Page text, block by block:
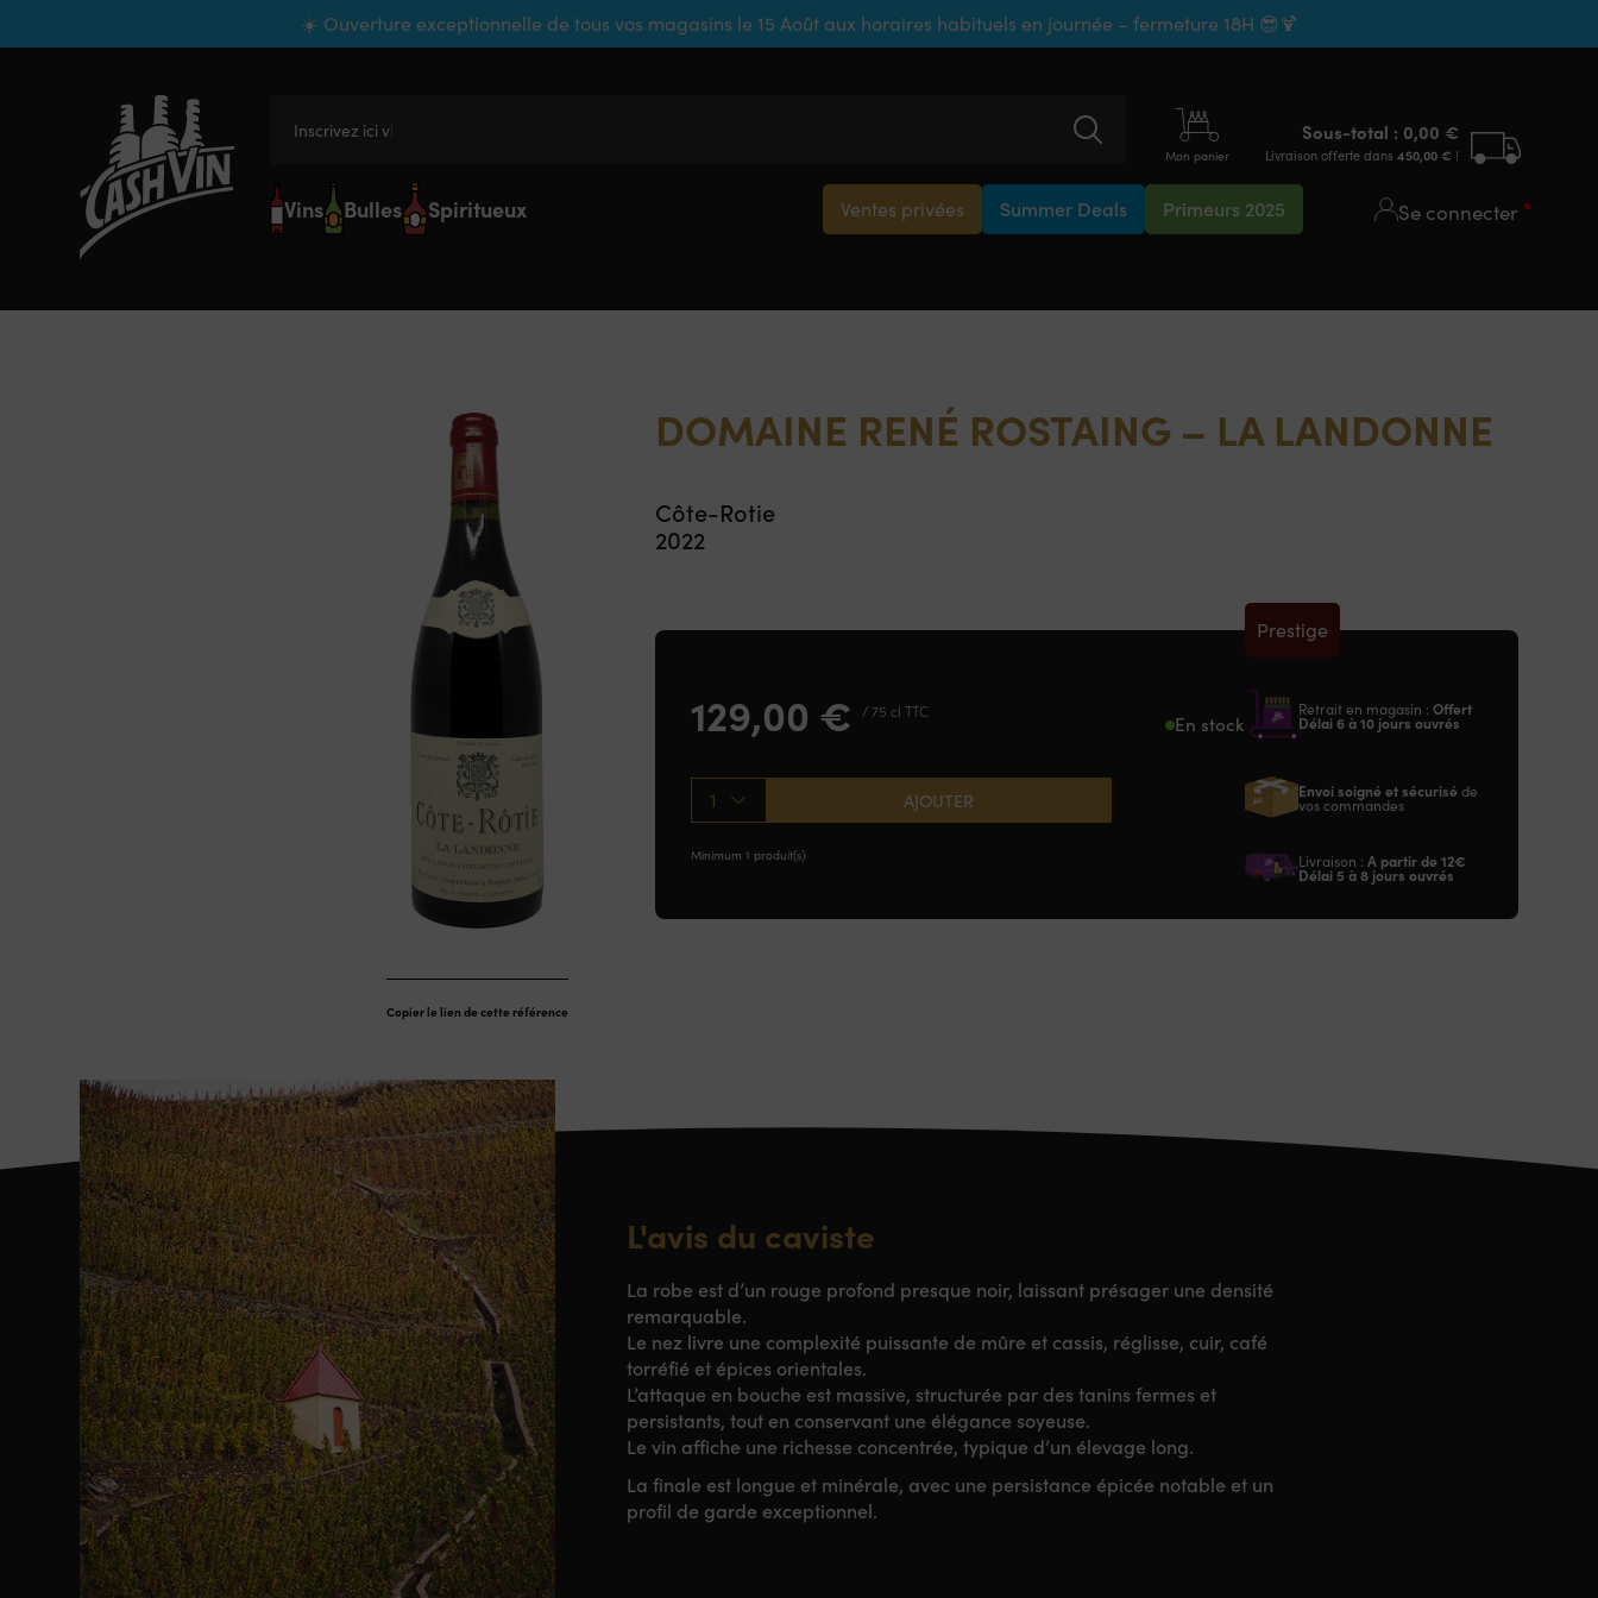
☀️ Ouverture exceptionnelle de tous vos magasins le 15 Août aux horaires habituels en journée – fermeture 18H 😎🍹
Inscrivez ici votre
Mon panier
Sous-total : 0,00 €
Livraison offerte dans 450,00 € !
Vins Bulles Spiritueux Ventes privées Summer Deals Primeurs 2025 Se connecter
Copier le lien de cette référence
DOMAINE RENÉ ROSTAING – LA LANDONNE
Côte-Rotie
2022
129,00 € / 75 cl TTC En stock
1 AJOUTER
Minimum 1 produit(s)
Prestige
Retrait en magasin : Offert
Délai 6 à 10 jours ouvrés
Envoi soigné et sécurisé de
vos commandes
Livraison : A partir de 12€
Délai 5 à 8 jours ouvrés
L'avis du caviste
La robe est d’un rouge profond presque noir, laissant présager une densité
remarquable.
Le nez livre une complexité puissante de mûre et cassis, réglisse, cuir, café
torréfié et épices orientales.
L’attaque en bouche est massive, structurée par des tanins fermes et
persistants, tout en conservant une élégance soyeuse.
Le vin affiche une richesse concentrée, typique d’un élevage long.
La finale est longue et minérale, avec une persistance épicée notable et un
profil de garde exceptionnel.